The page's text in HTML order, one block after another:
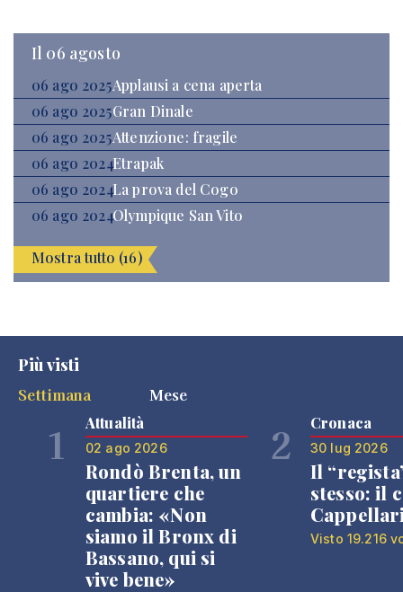
Il 06 agosto
06 ago 2025Applausi a cena aperta
06 ago 2025Gran Dinale
06 ago 2025Attenzione: fragile
06 ago 2024Etrapak
06 ago 2024La prova del Cogo
06 ago 2024Olympique San Vito
Mostra tutto (16)
Più visti
Settimana
Mese
1 Attualità
02 ago 2026
Rondò Brenta, un
quartiere che
cambia: «Non
siamo il Bronx di
Bassano, qui si
vive bene»
2 Cronaca
30 lug 2026
Il
stesso: il
Visto 19.216